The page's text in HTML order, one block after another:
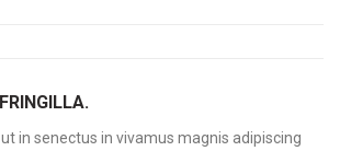
in senectus in vivamus magnis adipiscing